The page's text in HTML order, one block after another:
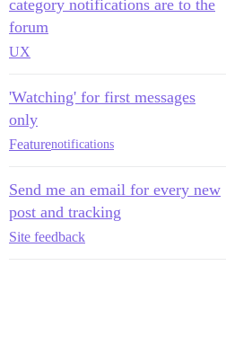
category notifications are to the
forum
UX
'Watching' for first messages
only
Featurenotifications
Send me an email for every new
post and tracking
Site feedback